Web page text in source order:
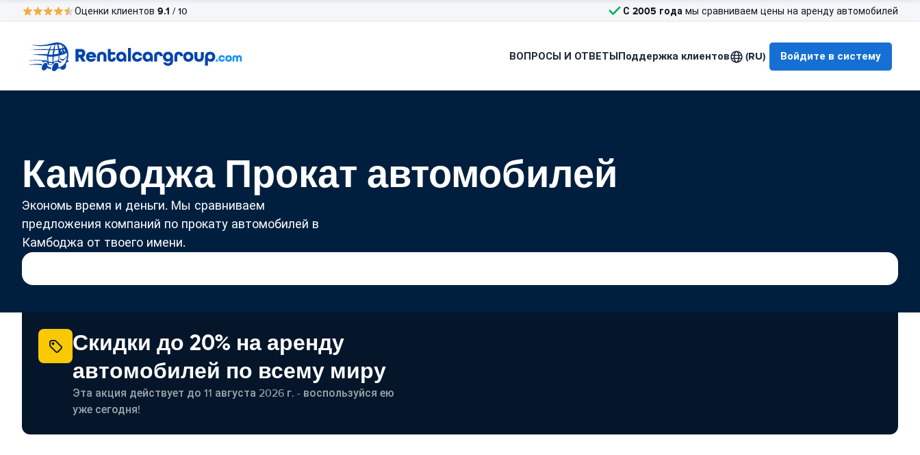
Оценки клиентов 9.1 / 10 С 2005 года мы сравниваем цены на аренду автомобилей
ВОПРОСЫ И ОТВЕТЫПоддержка клиентов (RU) Войдите в систему
Камбоджа Прокат автомобилей
Экономь время и деньги. Мы сравниваем
предложения компаний по прокату автомобилей в
Камбоджа от твоего имени.
Скидки до 20% на аренду
автомобилей по всему миру
Эта акция действует до 11 августа 2026 г. - воспользуйся ею
уже сегодня!